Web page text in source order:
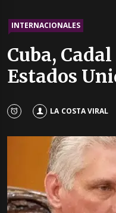
INTERNACIONALES
Cuba,
Estados
LA COSTA VIRAL